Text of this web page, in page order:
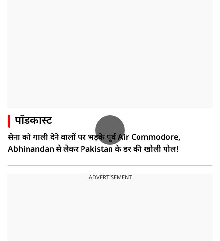
पॉडकास्ट
सेना को गाली देने वालों पर भड़के पूर्व Air Commodore,
Abhinandan से लेकर Pakistan के डर की खोली पोल!
ADVERTISEMENT